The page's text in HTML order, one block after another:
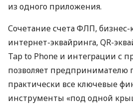
из одного приложения.
Сочетание счета ФЛП, бизнес-
интернет-эквайринга, QR-
Tap to Phone и интеграции с
позволяет предпринимателю
практически все ключевые
инструменты «под одной